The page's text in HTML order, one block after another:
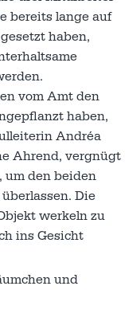
bereits lange auf
haben,
vom Amt den
haben,
Andréa
Ahrend, vergnügt
um den beiden
Die
werkeln zu
ins Gesicht
und